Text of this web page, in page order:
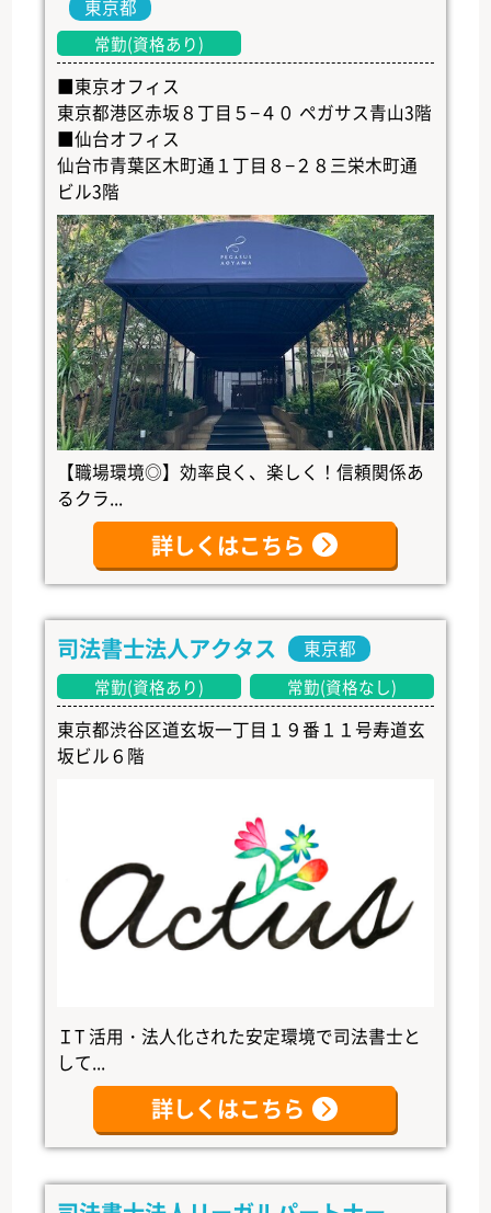
東京都
常勤(資格あり)
■東京オフィス
東京都港区赤坂８丁目５−４０ ペガサス青山3階
■仙台オフィス
仙台市青葉区木町通１丁目８−２８三栄木町通
ビル3階
【職場環境◎】効率良く、楽しく！信頼関係あ
るクラ...
詳しくはこちら
司法書士法人アクタス 東京都
常勤(資格あり) 常勤(資格なし)
東京都渋谷区道玄坂一丁目１９番１１号寿道玄
坂ビル６階
ＩT 活用・法人化された安定環境で司法書士と
して...
詳しくはこちら